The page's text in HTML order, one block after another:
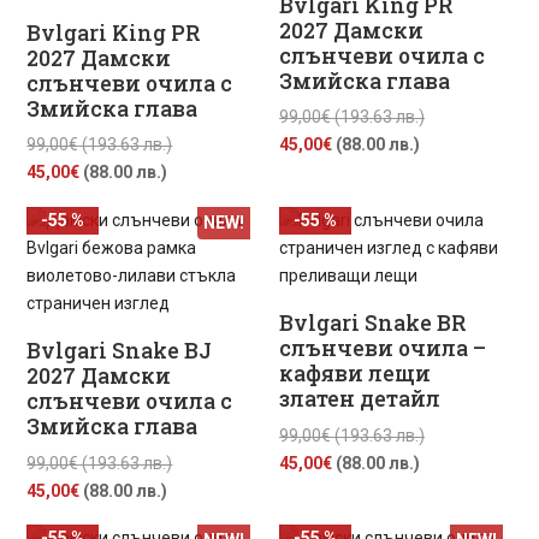
Bvlgari King PR
2027 Дамски
слънчеви очила с
Змийска глава
99,00€(193.63 лв.)Original
99,00€
(193.63
лв.).
45,00€ (88.00 лв.)
е:
45,00€
(88.00
лв.).
2027 Дамски
слънчеви очила с
Змийска глава
99,00€(193.63 лв.)Original
(193.63
лв.).
45,00€ (88.00 лв.)
45,00€
(88.00
Bvlgari Snake BJ
2027 Дамски
слънчеви очила с
Змийска глава
NEW!
99,00€(193.63 лв.)Original
45,00€ (88.00 лв.)
-55 %
Bvlgari Snake BR
слънчеви очила –
кафяви лещи
златен детайл
99,00€(193.63 лв.)Original
45,00€ (88.00 лв.)
-55 %